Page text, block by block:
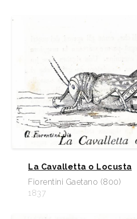
La Cavalletta o Locusta
Fiorentini Gaetano (800)
1837